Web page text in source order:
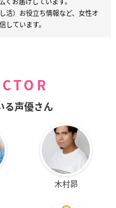
活）お役立ち情報など、女性オ
ています。
る声優さん
木村昴